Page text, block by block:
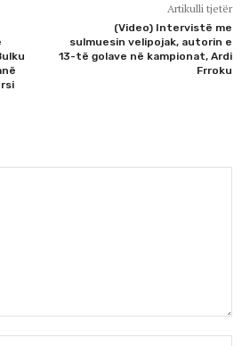
Artikulli tjetër
(Video) Intervistë me
sulmuesin velipojak, autorin e
13-të golave në kampionat, Ardi
Frroku